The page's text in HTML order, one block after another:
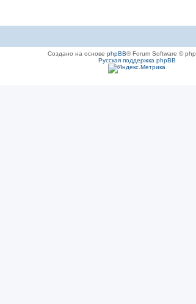
Создано на основе phpBB® Forum Software ©
Русская поддержка phpBB